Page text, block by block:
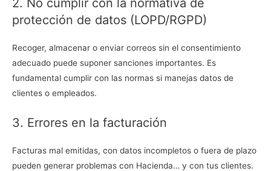
protección de datos (LOPD/RGPD)
Recoger, almacenar o enviar correos sin el consentimiento
adecuado puede suponer sanciones importantes. Es
fundamental cumplir con las normas si manejas datos de
clientes o empleados.
3. Errores en la facturación
Facturas mal emitidas, con datos incompletos o fuera de plazo
pueden generar problemas con Hacienda… y con tus clientes.